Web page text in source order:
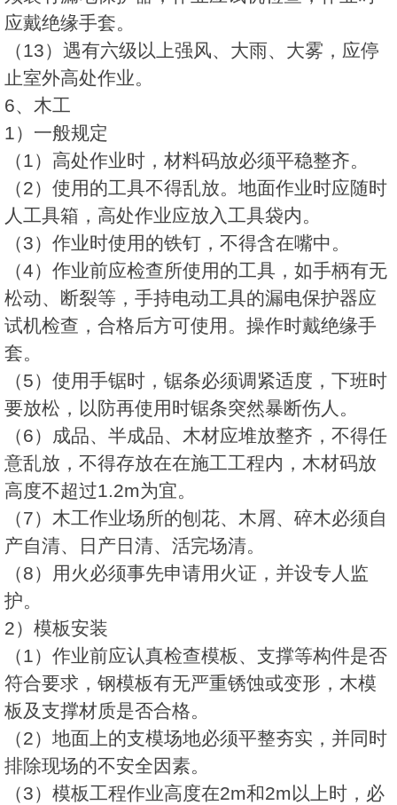
应戴绝缘手套。
（13）遇有六级以上强风、大雨、大雾，应停
止室外高处作业。
6、木工
1）一般规定
（1）高处作业时，材料码放必须平稳整齐。
（2）使用的工具不得乱放。地面作业时应随时
人工具箱，高处作业应放入工具袋内。
（3）作业时使用的铁钉，不得含在嘴中。
（4）作业前应检查所使用的工具，如手柄有无
松动、断裂等，手持电动工具的漏电保护器应
试机检查，合格后方可使用。操作时戴绝缘手
套。
（5）使用手锯时，锯条必须调紧适度，下班时
要放松，以防再使用时锯条突然暴断伤人。
（6）成品、半成品、木材应堆放整齐，不得任
意乱放，不得存放在在施工工程内，木材码放
高度不超过1.2m为宜。
（7）木工作业场所的刨花、木屑、碎木必须自
产自清、日产日清、活完场清。
（8）用火必须事先申请用火证，并设专人监
护。
2）模板安装
（1）作业前应认真检查模板、支撑等构件是否
符合要求，钢模板有无严重锈蚀或变形，木模
板及支撑材质是否合格。
（2）地面上的支模场地必须平整夯实，并同时
排除现场的不安全因素。
（3）模板工程作业高度在2m和2m以上时，必